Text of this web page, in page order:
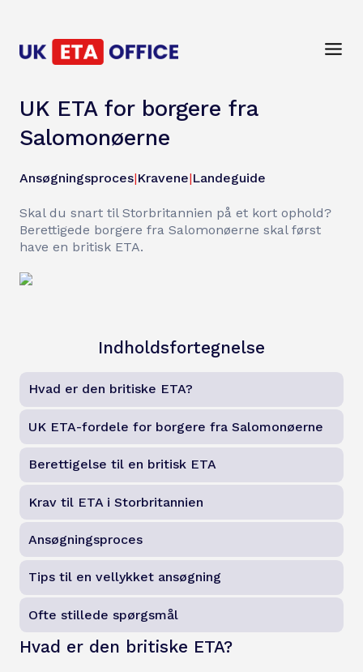
UK ETA for borgere fra
Salomonøerne
Ansøgningsproces|Kravene|Landeguide
Skal du snart til Storbritannien på et kort ophold?
Berettigede borgere fra Salomonøerne skal først
have en britisk ETA.
Indholdsfortegnelse
Hvad er den britiske ETA?
UK ETA-fordele for borgere fra Salomonøerne
Berettigelse til en britisk ETA
Krav til ETA i Storbritannien
Ansøgningsproces
Tips til en vellykket ansøgning
Ofte stillede spørgsmål
Hvad er den britiske ETA?